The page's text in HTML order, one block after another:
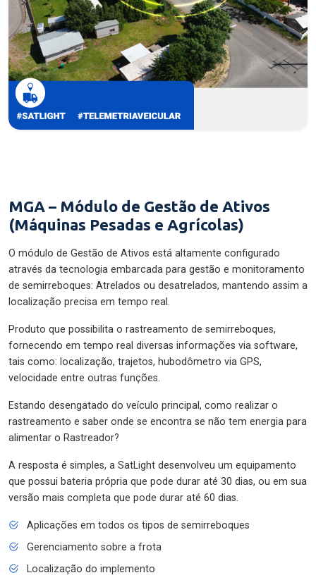
MGA – Módulo de Gestão de Ativos
(Máquinas Pesadas e Agrícolas)
O módulo de Gestão de Ativos está altamente configurado
através da tecnologia embarcada para gestão e monitoramento
de semirreboques: Atrelados ou desatrelados, mantendo assim a
localização precisa em tempo real.
Produto que possibilita o rastreamento de semirreboques,
fornecendo em tempo real diversas informações via software,
tais como: localização, trajetos, hubodômetro via GPS,
velocidade entre outras funções.
Estando desengatado do veículo principal, como realizar o
rastreamento e saber onde se encontra se não tem energia para
alimentar o Rastreador?
A resposta é simples, a SatLight desenvolveu um equipamento
que possui bateria própria que pode durar até 30 dias, ou em sua
versão mais completa que pode durar até 60 dias.
Aplicações em todos os tipos de semirreboques
Gerenciamento sobre a frota
Localização do implemento